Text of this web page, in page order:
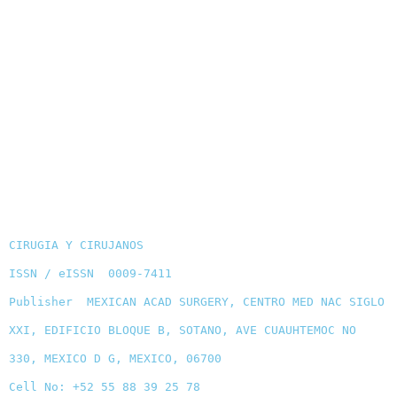
CIRUGIA Y CIRUJANOS
ISSN / eISSN 0009-7411
Publisher MEXICAN ACAD SURGERY, CENTRO MED NAC SIGLO
XXI, EDIFICIO BLOQUE B, SOTANO, AVE CUAUHTEMOC NO
330, MEXICO D G, MEXICO, 06700
Cell No: +52 55 88 39 25 78